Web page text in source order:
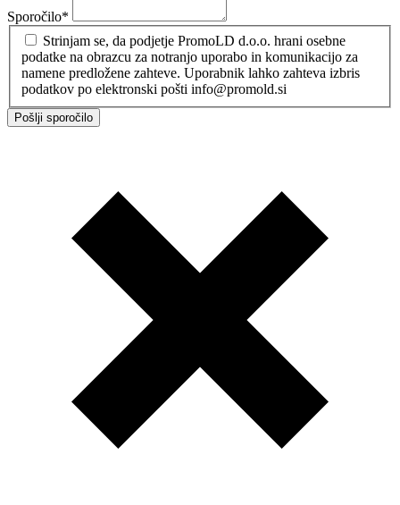
Sporočilo*
Strinjam se, da podjetje PromoLD d.o.o. hrani osebne
podatke na obrazcu za notranjo uporabo in komunikacijo za
namene predložene zahteve. Uporabnik lahko zahteva izbris
podatkov po elektronski pošti info@promold.si
Pošlji sporočilo